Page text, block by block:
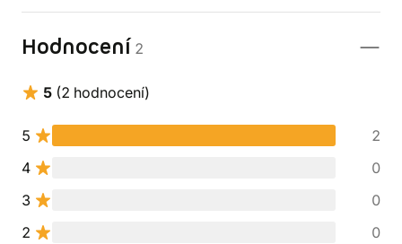
Hodnocení 2
5 (2 hodnocení)
5
2
4
0
3
0
2
0